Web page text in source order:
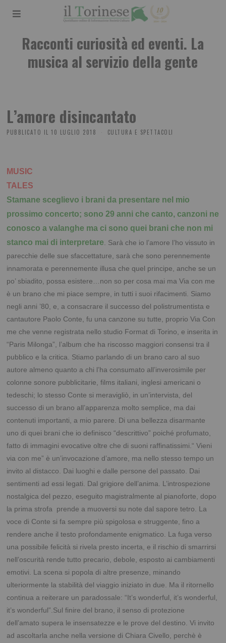
Racconti curiosità ed eventi. La
musica al servizio della gente
L’amore disincantato
PUBBLICATO IL 10 LUGLIO 2018 CULTURA E SPETTACOLI
MUSIC
TALES
Stamane sceglievo i brani da presentare nel mio
prossimo concerto; sono 29 anni che canto, canzoni ne
conosco a valanghe ma ci sono quei brani che non mi
stanco mai di interpretare
Sarà che io l’amore l’ho vissuto in
parecchie delle sue sfaccettature, sarà che sono perennemente
innamorata e perennemente illusa che quel principe, anche se un
po’ sbiadito, possa esistere…non so per cosa mai ma Via con me
è un brano che mi piace sempre, in tutti i suoi rifacimenti. Siamo
negli anni ’80, e, a consacrare il successo del polistrumentista e
cantautore Paolo Conte, fu una canzone su tutte, proprio Via Con
me che venne registrata nello studio Format di Torino, e inserita in
“Paris Milonga”, l’album che ha riscosso maggiori consensi tra il
pubblico e la critica. Stiamo parlando di un brano caro al suo
autore almeno quanto a chi l’ha consumato all’inverosimile per
colonne sonore pubblicitarie, films italiani, inglesi americani o
tedeschi; lo stesso Conte si meravigliò, in un’intervista, del
successo di un brano all’apparenza molto semplice, ma dai
contenuti importanti, a mio parere. Di una bellezza disarmante
uno di quei brani che io definisco “descrittivo” poiché profumato,
fatto di immagini evocative oltre che di suoni raffinatissimi.“Vieni
via con me” è un’invocazione d’amore, ma nello stesso tempo un
invito al distacco. Dai luoghi e dalle persone del passato. Dai
sentimenti ad essi legati. Dal grigiore dell’anima. L’introspezione
nostalgica del pezzo, eseguito magistralmente al pianoforte, dopo
la prima strofa prende a muoversi su note dal sapore tetro. La
voce di Conte si fa sempre più spigolosa e struggente, fino a
rendere anche il testo profondamente enigmatico. La fuga verso
una possibile felicità si rivela presto incerta, e il rischio di smarrirsi
nell’oscurità rende tutto precario, debole, esposto ai cambiamenti
emotivi. La scena si popola di altre presenze, minando
ulteriormente la stabilità del viaggio iniziato in due. Ma il ritornello
continua a reiterare un paradossale: “It’s wonderful, it’s wonderful,
it’s wonderful”. Sul finire del brano, il senso di protezione
dell’amato supera le insensatezze e le prove del destino.Vi invito
ad ascoltarla anche nella versione di Chiara Civello, perchè è